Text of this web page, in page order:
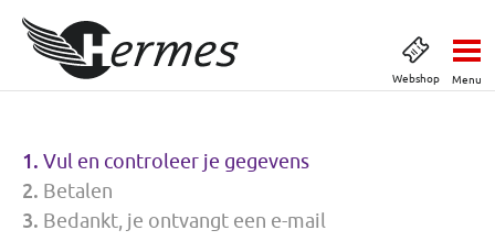
Webshop Menu
Vul en controleer je gegevens
Betalen
Bedankt, je ontvangt een e-mail